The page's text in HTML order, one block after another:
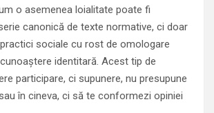
o asemenea loialitate poate fi
canonică de texte normative, ci doar
sociale cu rost de omologare
identitară. Acest tip de
participare, ci supunere, nu presupune
în cineva, ci să te conformezi opiniei